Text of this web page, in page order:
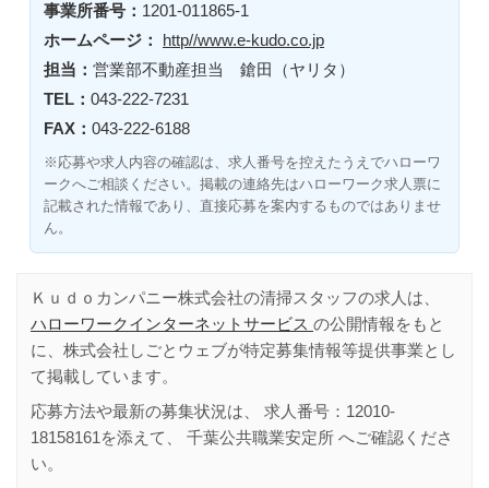
事業所番号： 1201-011865-1
ホームページ：
http//www.e-kudo.co.jp
担当： 営業部不動産担当 鎗田（ヤリタ）
TEL： 043-222-7231
FAX： 043-222-6188
※応募や求人内容の確認は、求人番号を控えたうえでハローワ
ークへご相談ください。掲載の連絡先はハローワーク求人票に
記載された情報であり、直接応募を案内するものではありませ
ん。
Ｋｕｄｏカンパニー株式会社の清掃スタッフの求人は、
ハローワークインターネットサービス の公開情報をもと
に、株式会社しごとウェブが特定募集情報等提供事業とし
て掲載しています。
応募方法や最新の募集状況は、 求人番号： 12010-
18158161 を添えて、 千葉公共職業安定所 へご確認くださ
い。